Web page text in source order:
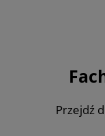
Przejdź